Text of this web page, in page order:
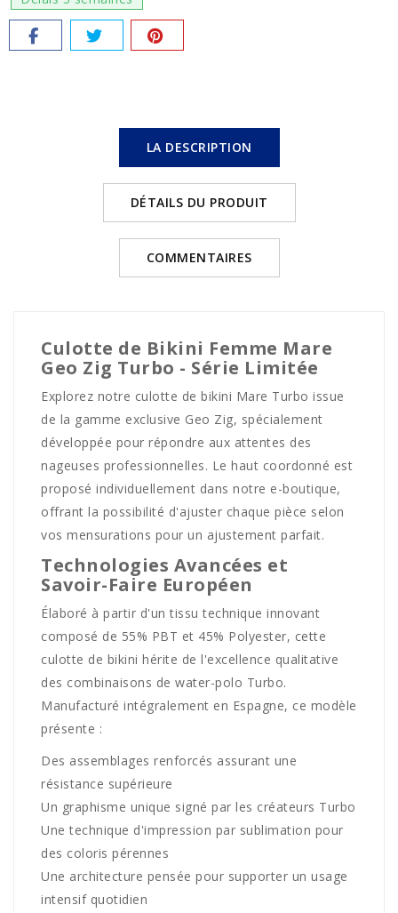
LA DESCRIPTION
DÉTAILS DU PRODUIT
COMMENTAIRES
Culotte de Bikini Femme Mare
Geo Zig Turbo - Série Limitée
Explorez notre culotte de bikini Mare Turbo issue
de la gamme exclusive Geo Zig, spécialement
développée pour répondre aux attentes des
nageuses professionnelles. Le haut coordonné est
proposé individuellement dans notre e-boutique,
offrant la possibilité d'ajuster chaque pièce selon
vos mensurations pour un ajustement parfait.
Technologies Avancées et
Savoir-Faire Européen
Élaboré à partir d'un tissu technique innovant
composé de 55% PBT et 45% Polyester, cette
culotte de bikini hérite de l'excellence qualitative
des combinaisons de water-polo Turbo.
Manufacturé intégralement en Espagne, ce modèle
présente :
Des assemblages renforcés assurant une
résistance supérieure
Un graphisme unique signé par les créateurs Turbo
Une technique d'impression par sublimation pour
des coloris pérennes
Une architecture pensée pour supporter un usage
intensif quotidien